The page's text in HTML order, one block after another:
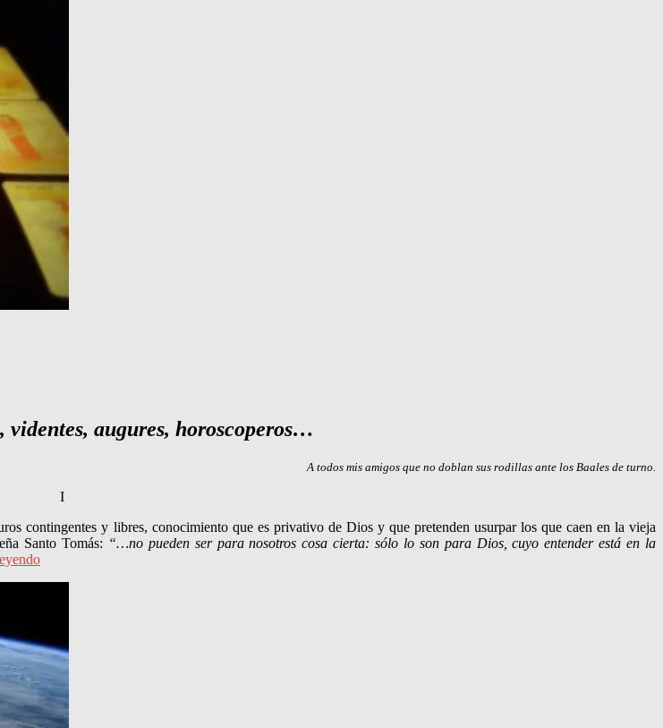
videntes, augures, horoscoperos…
A todos mis amigos que no doblan sus rodillas ante los Baales de turno.
I
contingentes y libres, conocimiento que es privativo de Dios y que pretenden usurpar los que caen en la vieja
Santo Tomás: “…no pueden ser para nosotros cosa cierta: sólo lo son para Dios, cuyo entender está en la